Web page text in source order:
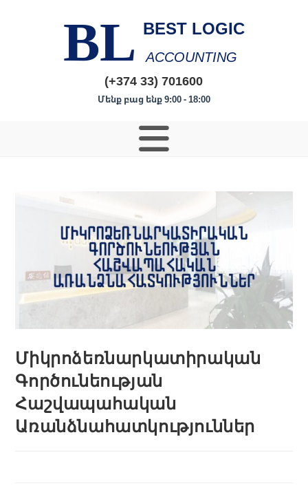
BL BEST LOGIC
ACCOUNTING
(+374 33) 701600
Մենք բաց ենք 9:00 - 18:00
Միկրոձեռնարկատիրական
Գործունեության
Հաշվապահական
Առանձնահատկություններ